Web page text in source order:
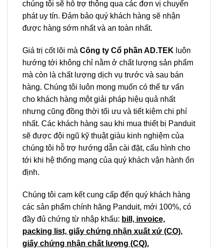
chúng tôi sẽ hỗ trợ thông qua các đơn vị chuyển
phát uy tín. Đảm bảo quý khách hàng sẽ nhận
được hàng sớm nhất và an toàn nhất.
Giá trị cốt lõi mà Công ty Cổ phần AD.TEK luôn
hướng tới không chỉ nằm ở chất lượng sản phẩm
mà còn là chất lượng dịch vụ trước và sau bán
hàng. Chúng tôi luôn mong muốn có thể tư vấn
cho khách hàng một giải pháp hiệu quả nhất
nhưng cũng đồng thời tối ưu và tiết kiệm chi phí
nhất. Các khách hàng sau khi mua thiết bị Panduit
sẽ được đội ngũ kỹ thuật giàu kinh nghiệm của
chúng tôi hỗ trợ hướng dẫn cài đặt, cấu hình cho
tới khi hệ thống mạng của quý khách vận hành ổn
định.
Chúng tôi cam kết cung cấp đến quý khách hàng
các sản phẩm chính hãng Panduit, mới 100%, có
đầy đủ chứng từ nhập khẩu: bill, invoice,
packing list, giấy chứng nhận xuất xứ (CO),
giấy chứng nhận chất lượng (CQ).